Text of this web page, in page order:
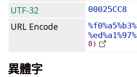
UTF-32 00025CC8
URL Encode
8)
異體字